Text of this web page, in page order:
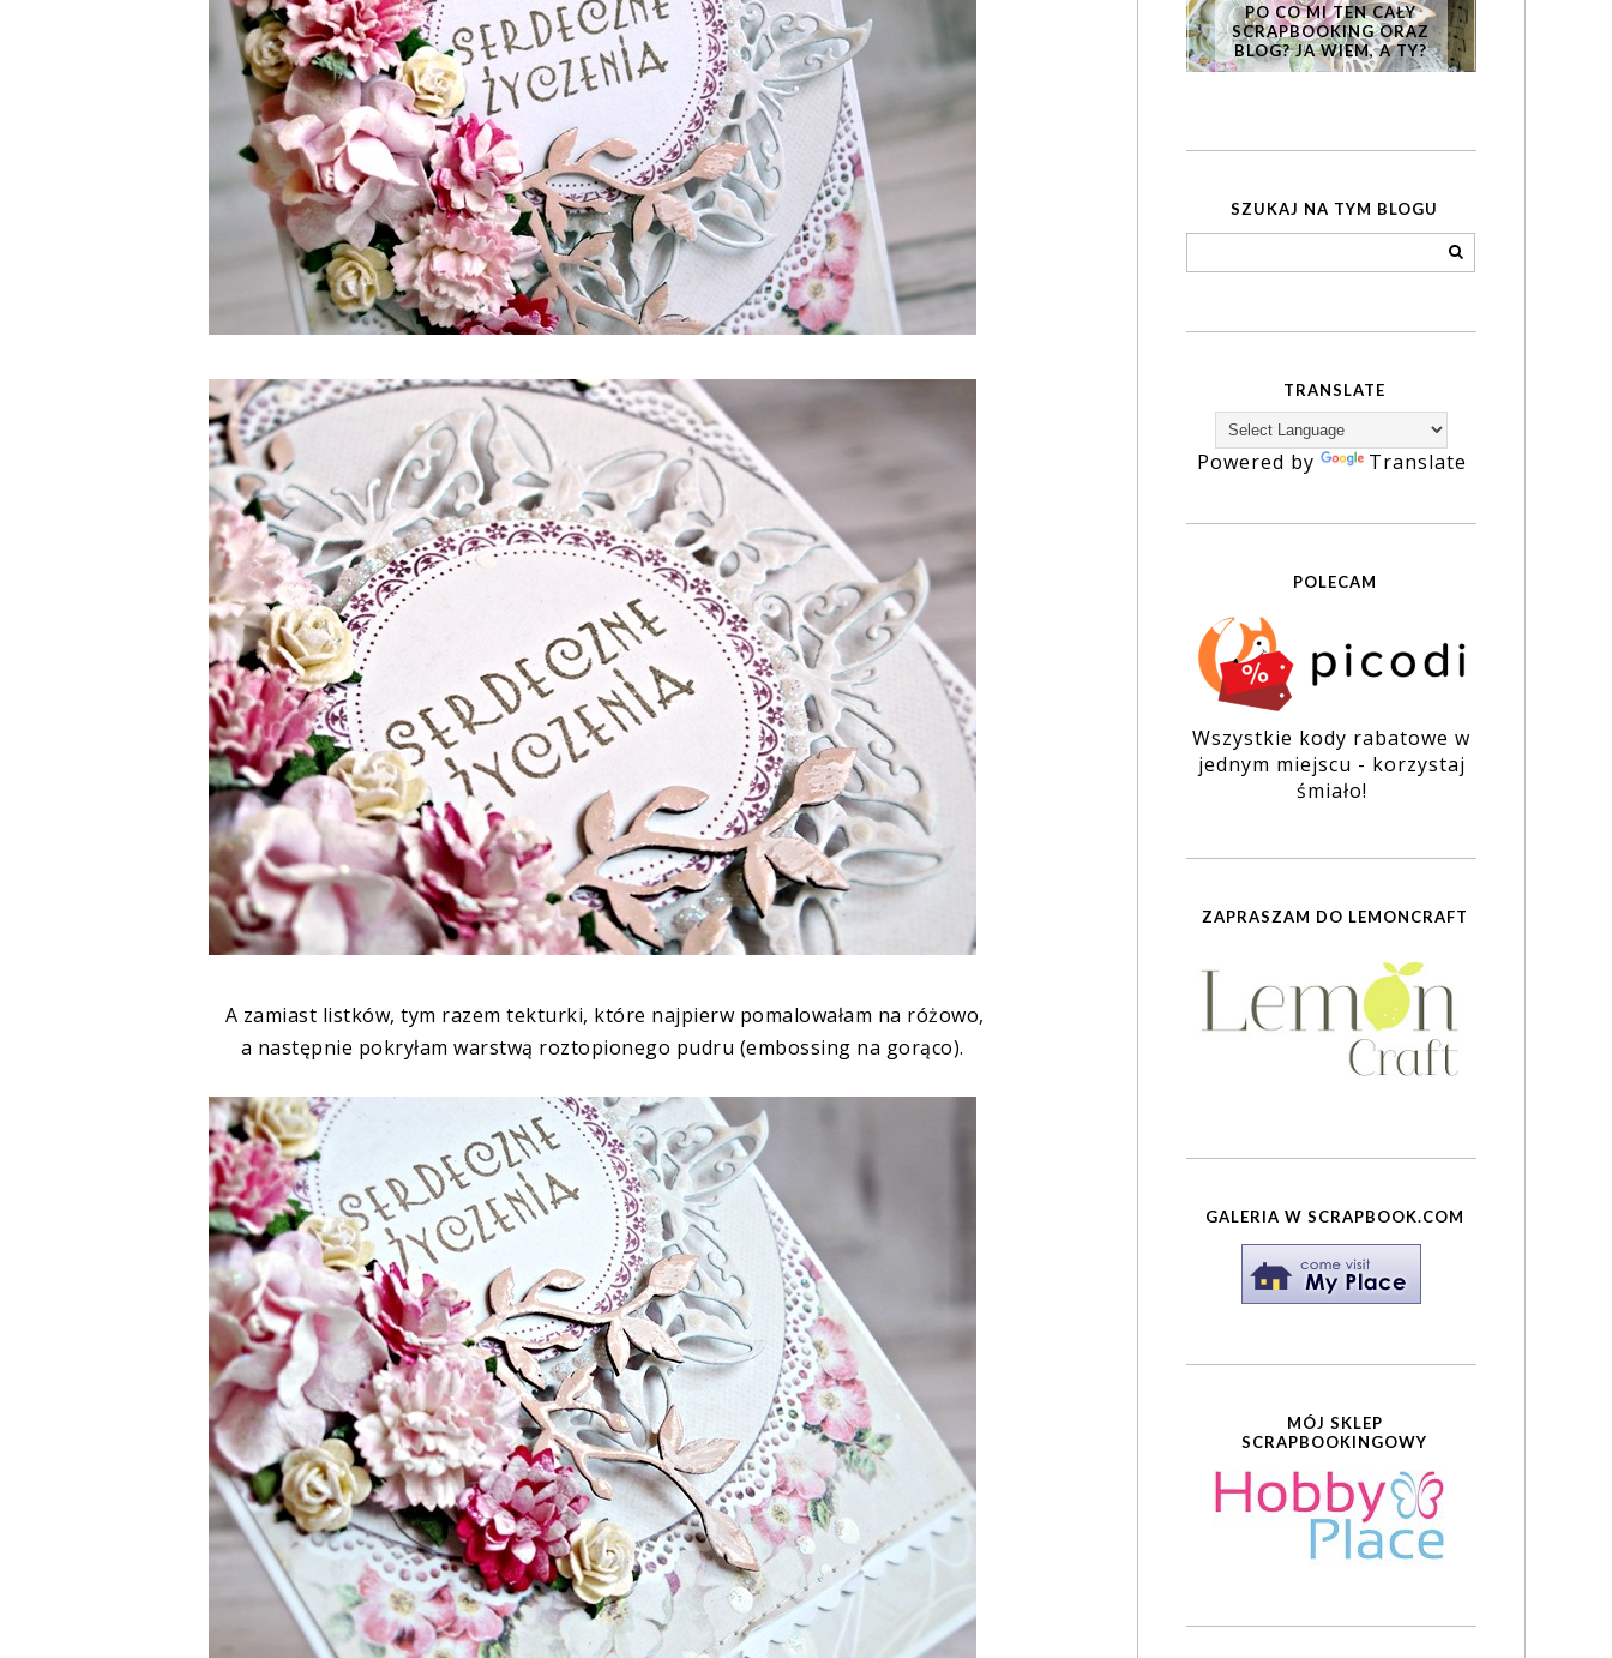
A zamiast listków, tym razem tekturki, które najpierw pomalowałam na różowo,
a następnie pokryłam warstwą roztopionego pudru (embossing na gorąco).
PO CO MI TEN CAŁY
SCRAPBOOKING ORAZ
BLOG? JA WIEM, A TY?
SZUKAJ NA TYM BLOGU
TRANSLATE
Powered by Translate
POLECAM
Wszystkie kody rabatowe w
jednym miejscu - korzystaj
śmiało!
ZAPRASZAM DO LEMONCRAFT
GALERIA W SCRAPBOOK.COM
MÓJ SKLEP
SCRAPBOOKINGOWY